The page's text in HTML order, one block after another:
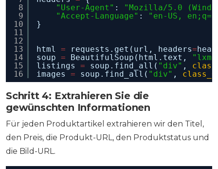
8
9
10
11
12
13
14
15
16
"User-Agent" :
"Mozilla/5.0
"Accept-Language" :
"en-US,
}
html = requests.get(url, headers=
soup = BeautifulSoup(html.text,
listings = soup.find_all( "div" ,
images = soup.find_all( "div" , class_ =
Schritt 4: Extrahieren Sie die
gewünschten Informationen
Für jeden Produktartikel extrahieren wir den Titel,
den Preis, die Produkt-URL, den Produktstatus und
die Bild-URL.